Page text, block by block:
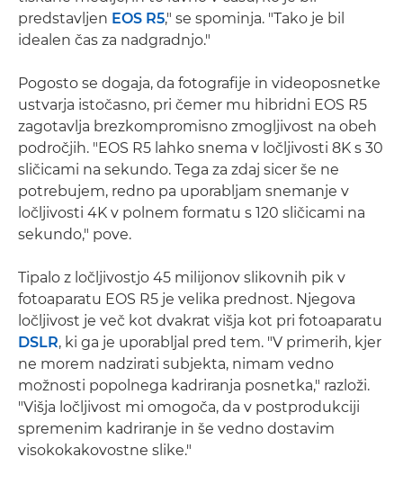
predstavljen EOS R5," se spominja. "Tako je bil
idealen čas za nadgradnjo."
Pogosto se dogaja, da fotografije in videoposnetke
ustvarja istočasno, pri čemer mu hibridni EOS R5
zagotavlja brezkompromisno zmogljivost na obeh
področjih. "EOS R5 lahko snema v ločljivosti 8K s 30
sličicami na sekundo. Tega za zdaj sicer še ne
potrebujem, redno pa uporabljam snemanje v
ločljivosti 4K v polnem formatu s 120 sličicami na
sekundo," pove.
Tipalo z ločljivostjo 45 milijonov slikovnih pik v
fotoaparatu EOS R5 je velika prednost. Njegova
ločljivost je več kot dvakrat višja kot pri fotoaparatu
DSLR, ki ga je uporabljal pred tem. "V primerih, kjer
ne morem nadzirati subjekta, nimam vedno
možnosti popolnega kadriranja posnetka," razloži.
"Višja ločljivost mi omogoča, da v postprodukciji
spremenim kadriranje in še vedno dostavim
visokokakovostne slike."